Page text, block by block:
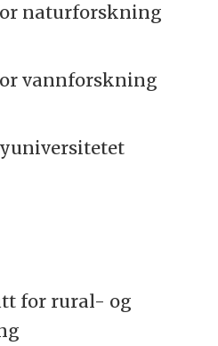
naturforskning
vannforskning
for rural- og